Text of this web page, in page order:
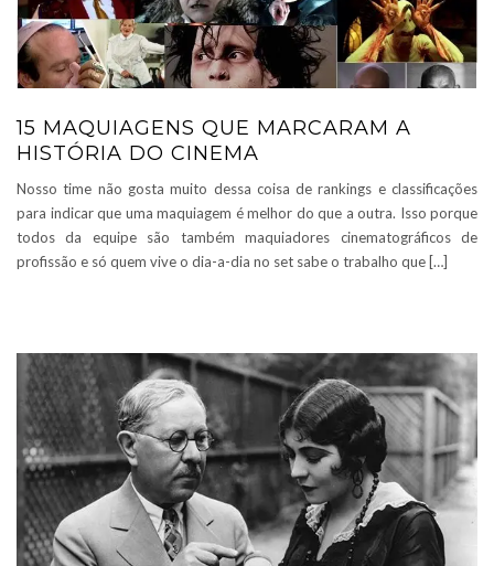
15 MAQUIAGENS QUE MARCARAM A
HISTÓRIA DO CINEMA
Nosso time não gosta muito dessa coisa de rankings e classificações
para indicar que uma maquiagem é melhor do que a outra. Isso porque
todos da equipe são também maquiadores cinematográficos de
profissão e só quem vive o dia-a-dia no set sabe o trabalho que […]